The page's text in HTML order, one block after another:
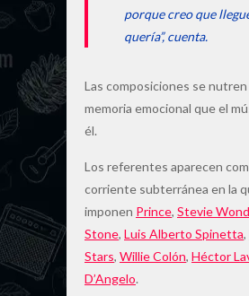
porque creo que
quería”, cuenta.
Las composiciones se nutren
memoria emocional que el
él.
Los referentes aparecen
corriente subterránea en la
imponen Prince, Stevie
Stone, Luis Alberto Spinetta,
Stars, Willie Colón, Héctor
D’Angelo.